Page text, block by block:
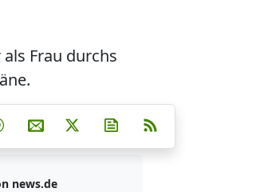
Frau durchs
hinzufügen
Teilen auf Facebook
Teilen auf Whatsapp
Teilen auf Telegram
Teilen auf Pinterest
Per E-Mail teilen
Post auf XNewsletter
news.de